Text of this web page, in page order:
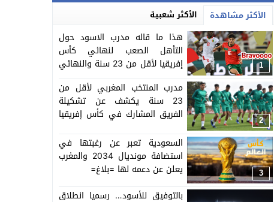
الأكثر مشاهدة الأكثر شعبية
1
هذا ما قاله مدرب الاسود حول
التأهل الصعب لنهائي كأس
إفريقيا لأقل من 23 سنة والنهائي
2
مدرب المنتخب المغربي لأقل من
23 سنة يكشف عن تشكيلة
الفريق المشارك في كأس إفريقيا
3
السعودية تعبر عن رغبتها في
استضافة مونديال 2034 والمغرب
يعلن عن دعمه لها =بلاغ=
بالتوفيق للأسود… رسميا انطلاق